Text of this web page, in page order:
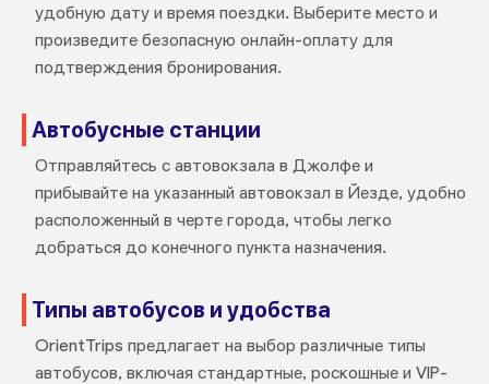
удобную дату и время поездки. Выберите место и
произведите безопасную онлайн-оплату для
подтверждения бронирования.
Автобусные станции
Отправляйтесь с автовокзала в Джолфе и
прибывайте на указанный автовокзал в Йезде, удобно
расположенный в черте города, чтобы легко
добраться до конечного пункта назначения.
Типы автобусов и удобства
OrientTrips предлагает на выбор различные типы
автобусов, включая стандартные, роскошные и VIP-